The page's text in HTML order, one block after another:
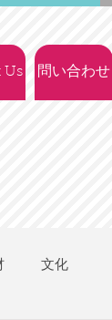
Us 問い合わせ
文化